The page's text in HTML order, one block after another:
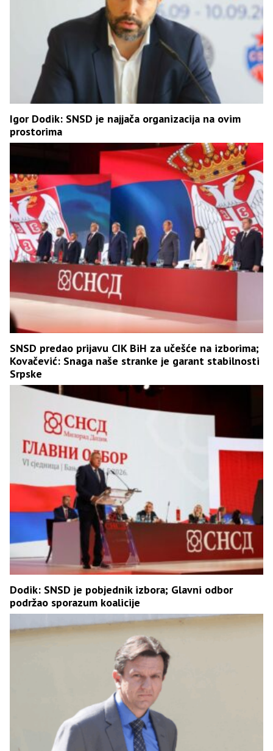
Igor Dodik: SNSD je najjača organizacija na ovim
prostorima
SNSD predao prijavu CIK BiH za učešće na izborima;
Kovačević: Snaga naše stranke je garant stabilnosti
Srpske
Dodik: SNSD je pobjednik izbora; Glavni odbor
podržao sporazum koalicije